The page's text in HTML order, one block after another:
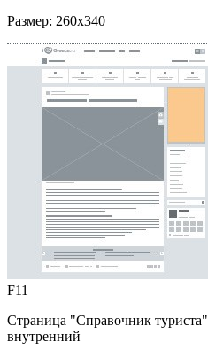
Размер: 260x340
F11
Страница "Справочник туриста"
внутренний